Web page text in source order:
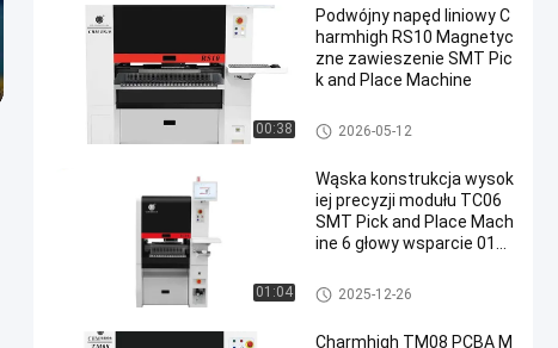
00:38
Podwójny napęd liniowy C
harmhigh RS10 Magnetyc
zne zawieszenie SMT Pic
k and Place Machine
Maszyna Pick and Place SMT
2026-05-12
01:04
Wąska konstrukcja wysok
iej precyzji modułu TC06
SMT Pick and Place Mach
ine 6 głowy wsparcie 010
Maszyna Pick and Place SMT
2025-12-26
Charmhigh TM08 PCBA M